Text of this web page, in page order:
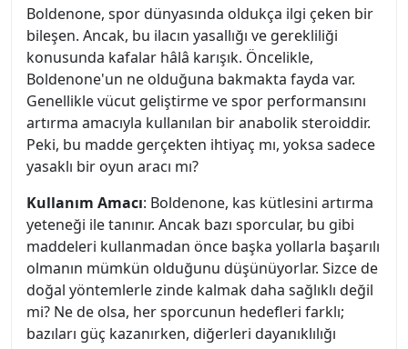
Boldenone, spor dünyasında oldukça ilgi çeken bir
bileşen. Ancak, bu ilacın yasallığı ve gerekliliği
konusunda kafalar hâlâ karışık. Öncelikle,
Boldenone'un ne olduğuna bakmakta fayda var.
Genellikle vücut geliştirme ve spor performansını
artırma amacıyla kullanılan bir anabolik steroiddir.
Peki, bu madde gerçekten ihtiyaç mı, yoksa sadece
yasaklı bir oyun aracı mı?
Kullanım Amacı: Boldenone, kas kütlesini artırma
yeteneği ile tanınır. Ancak bazı sporcular, bu gibi
maddeleri kullanmadan önce başka yollarla başarılı
olmanın mümkün olduğunu düşünüyorlar. Sizce de
doğal yöntemlerle zinde kalmak daha sağlıklı değil
mi? Ne de olsa, her sporcunun hedefleri farklı;
bazıları güç kazanırken, diğerleri dayanıklılığı